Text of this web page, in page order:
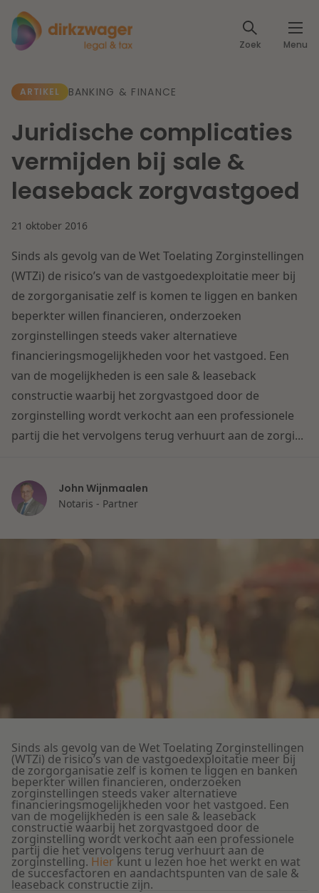
Zoek Menu
Expertises
Fiscaal
Arbeid & Pensioen
IE & Innovatie
Herstructurering & Insolventie
Energie
Zorg & Sociaal domein
Vastgoed
Aansprakelijkheid & Verzekering
Lees meer
Dichtbij een toekomstbestendige zorg
Lees meer
Dichtbij de kansen en uitdagingen in de
woningbouw
Lees meer
Dichtbij de wendbare onderneming
Artikelen
Klantcases
Events
Specialisten
Over Dirkzwager
Internationale partners
Nieuws
Werken bij
Contact
Nederlands
ARTIKEL BANKING & FINANCE
Juridische complicaties
vermijden bij sale &
leaseback zorgvastgoed
21 oktober 2016
Sinds als gevolg van de Wet Toelating Zorginstellingen
(WTZi) de risico’s van de vastgoedexploitatie meer bij
de zorgorganisatie zelf is komen te liggen en banken
beperkter willen financieren, onderzoeken
zorginstellingen steeds vaker alternatieve
financieringsmogelijkheden voor het vastgoed. Een
van de mogelijkheden is een sale & leaseback
constructie waarbij het zorgvastgoed door de
zorginstelling wordt verkocht aan een professionele
partij die het vervolgens terug verhuurt aan de zorgi...
John Wijnmaalen
Notaris - Partner
Sinds als gevolg van de Wet Toelating Zorginstellingen
(WTZi) de risico’s van de vastgoedexploitatie meer bij
de zorgorganisatie zelf is komen te liggen en banken
beperkter willen financieren, onderzoeken
zorginstellingen steeds vaker alternatieve
financieringsmogelijkheden voor het vastgoed. Een
van de mogelijkheden is een sale & leaseback
constructie waarbij het zorgvastgoed door de
zorginstelling wordt verkocht aan een professionele
partij die het vervolgens terug verhuurt aan de
zorginstelling. Hier kunt u lezen hoe het werkt en wat
de succesfactoren en aandachtspunten van de sale &
leaseback constructie zijn.